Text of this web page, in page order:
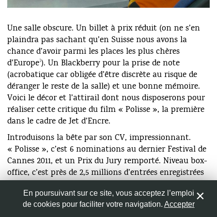
Nom*
Adresse de messagerie*
Site web
Enregistrer mon nom, mon e-mail et mon site web dans
le navigateur pour mon prochain commentaire.
vaut mieux, en cas de maltraitances, s’adresser à la
fréquemment dénoncent eux-mêmes l’incompétence
du SPMI a Genève. Leur numéro de téléphone est bien
le dernier a composer en cas de soucis.
Répondre
Rodolphe
Envoyé le 16 mars 2013
Parmis les articles sympas, celui de l’hebdomadaire
« Vigousse » du 15 février 2013, nous confirmant l’info
qui circule depuis des années, le directeur adjoint du
SPMI,est réputé pour se travestir en femme dans
certains
salons de massages homosexuels. C’est ce curieux
fonctionnaire qui signe les clauses péril ! Entre autres…
Répondre
Buendia
Envoyé le 1 janvier 2012
Une salle obscure. Un billet à prix réduit (on ne s’en
plaindra pas sachant qu’en Suisse nous avons la
chance d’avoir parmi les places les plus chères
d’Europe1). Un Blackberry pour la prise de note
(acrobatique car obligée d’être discrète au risque de
déranger le reste de la salle) et une bonne mémoire.
Voici le décor et l’attirail dont nous disposerons pour
réaliser cette critique du film « Polisse », la première
dans le cadre de Jet d’Encre.
Introduisons la bête par son CV, impressionnant.
« Polisse », c’est 6 nominations au dernier Festival de
Cannes 2011, et un Prix du Jury remporté. Niveau box-
office, c’est près de 2,5 millions d’entrées enregistrées
jour plus de 100’000 nouvelles entrées par semaine,
plus d’un mois et demi après sa sortie. Sur les
En poursuivant sur ce site, vous acceptez l’emploi
de cookies pour faciliter votre navigation. Accepter